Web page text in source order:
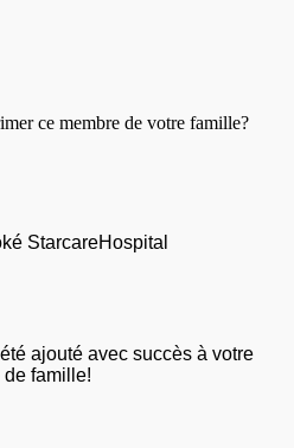
ce membre de votre famille?
StarcareHospital
ajouté avec succès à votre
de famille!